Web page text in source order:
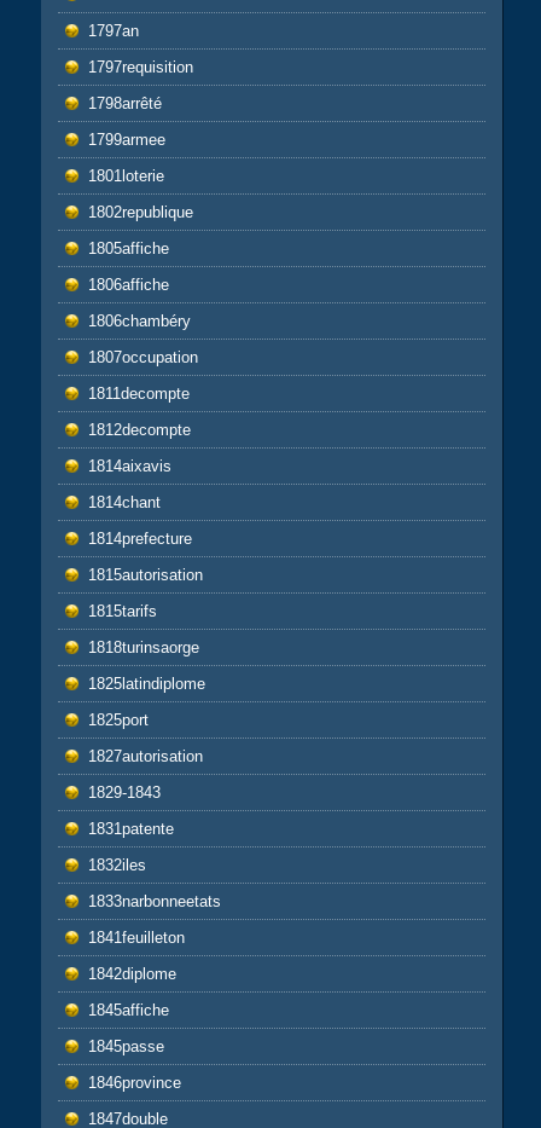
1797an
1797requisition
1798arrêté
1799armee
1801loterie
1802republique
1805affiche
1806affiche
1806chambéry
1807occupation
1811decompte
1812decompte
1814aixavis
1814chant
1814prefecture
1815autorisation
1815tarifs
1818turinsaorge
1825latindiplome
1825port
1827autorisation
1829-1843
1831patente
1832iles
1833narbonneetats
1841feuilleton
1842diplome
1845affiche
1845passe
1846province
1847double